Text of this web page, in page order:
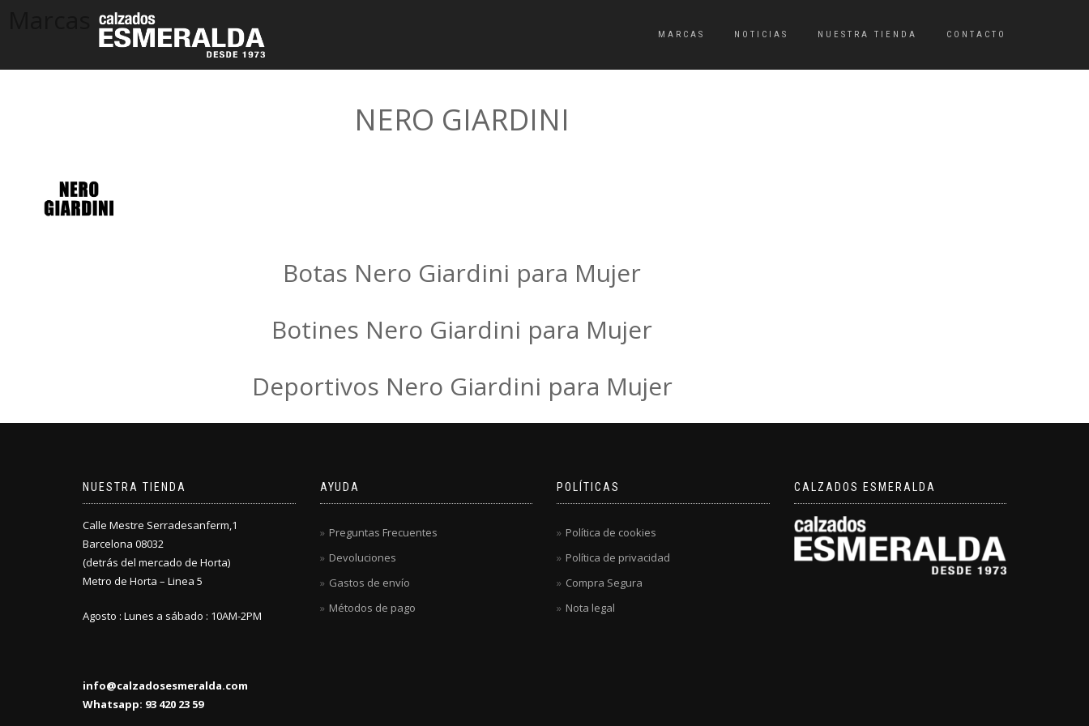
MARCAS NOTICIAS NUESTRA TIENDA CONTACTO
NERO GIARDINI
Botas Nero Giardini para Mujer
Botines Nero Giardini para Mujer
Deportivos Nero Giardini para Mujer
NUESTRA TIENDA
Calle Mestre Serradesanferm,1
Barcelona 08032
(detrás del mercado de Horta)
Metro de Horta – Linea 5
Agosto : Lunes a sábado : 10AM-2PM
info@calzadosesmeralda.com
Whatsapp: 93 420 23 59
AYUDA
Preguntas Frecuentes
Devoluciones
Gastos de envío
Métodos de pago
POLÍTICAS
Política de cookies
Política de privacidad
Compra Segura
Nota legal
CALZADOS ESMERALDA